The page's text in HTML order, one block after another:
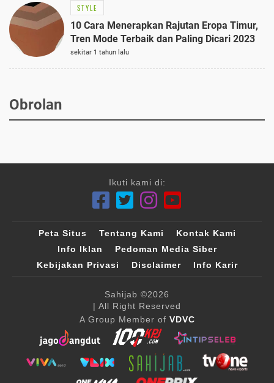
STYLE
10 Cara Menerapkan Rajutan Eropa Timur,
Tren Mode Terbaik dan Paling Dicari 2023
sekitar 1 tahun lalu
Obrolan
Ikuti kami di:
Peta Situs Tentang Kami
Kontak Kami
Info Iklan
Pedoman Media Siber
Kebijakan Privasi
Disclaimer Info Karir
Sahijab ©2026
| All Right Reserved
A Group Member of VDVC